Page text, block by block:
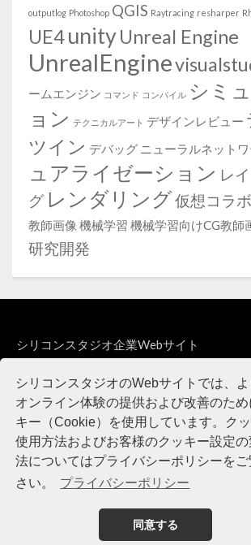
シリコンスタジオのWebサイトでは、
オンライン体験の提供および改善のため
キー（Cookie）を使用しています。ク
使用方法およびお客様のクッキー設定
法についてはプライバシーポリシーを
さい。
プライバシーポリシー
同意する
outputlog Photoshop QGIS Raytracing resharper
UE4unityUnreal Engine
UnrealEngine
ームエンジン コマンド コンパイル シミ
ョン テクニカルアート デザインレビュー
ツイン デバッグ ニューラルネットワ
ュアライゼーション レ
グ レンダリング仮想コラ
教師画像 機械学習 機械学習向けCG教師
研究開発
シリコンスタジオ企業Webサイト
製品・サービスWebサイト